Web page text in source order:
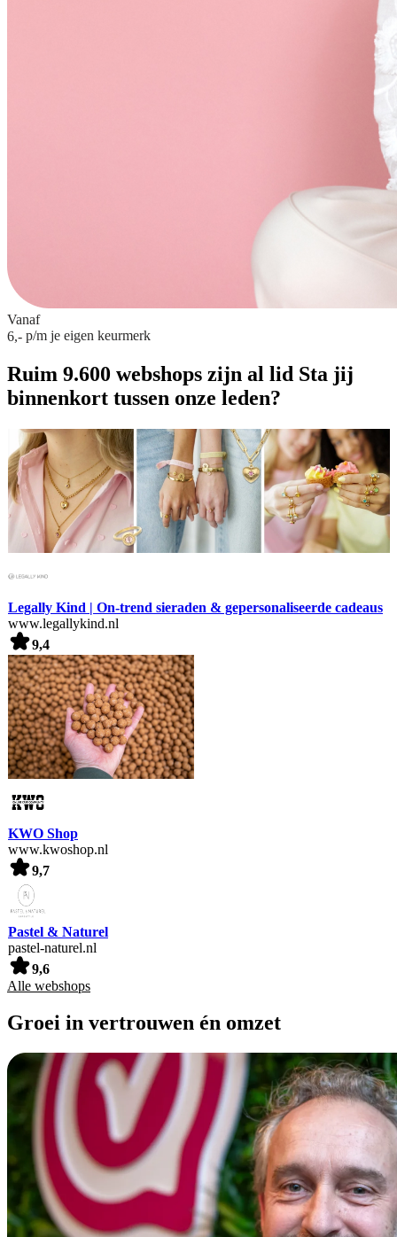
Vanaf
6,- p/m je eigen keurmerk
Ruim 9.600 webshops zijn al lid Sta jij
binnenkort tussen onze leden?
Legally Kind | On-trend sieraden & gepersonaliseerde cadeaus
www.legallykind.nl
9,4
KWO Shop
www.kwoshop.nl
9,7
Pastel & Naturel
pastel-naturel.nl
9,6
Alle webshops
Groei in vertrouwen én omzet